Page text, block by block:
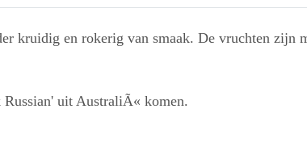
kruidig en rokerig van smaak. De vruchten
Russian' uit AustraliÃ« komen.